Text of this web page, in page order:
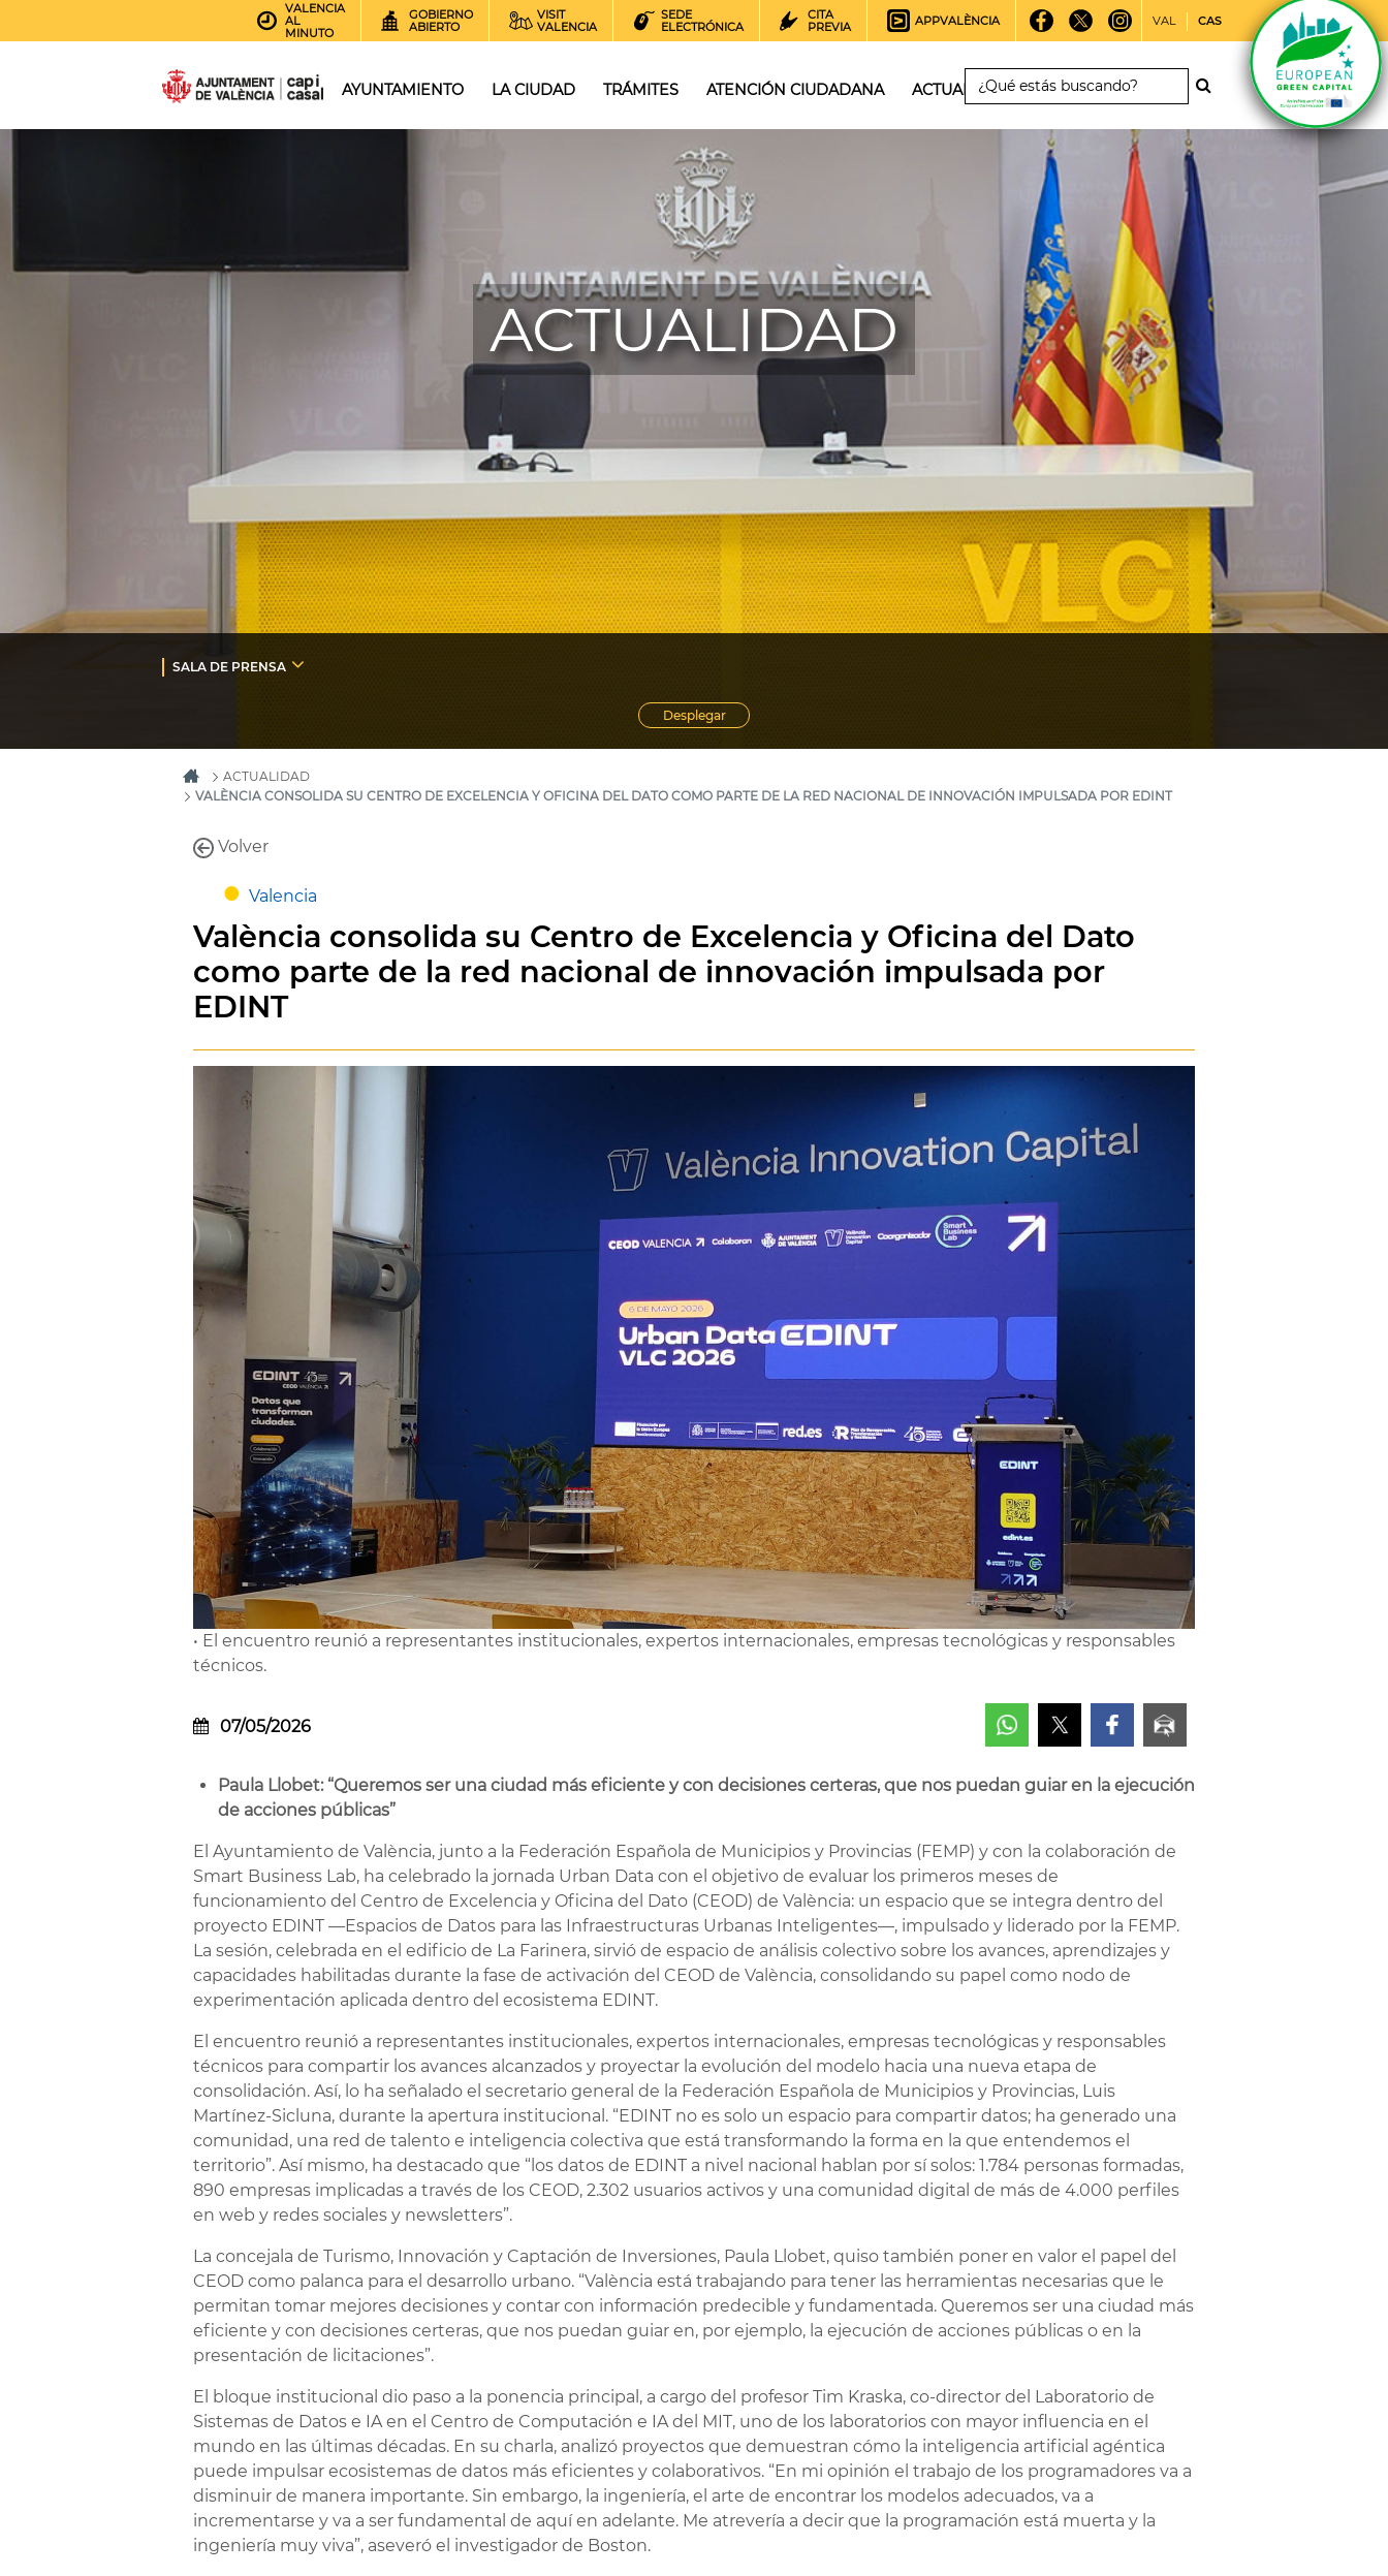
VALENCIA
AL
MINUTO
GOBIERNO
ABIERTO
VISIT
VALENCIA
SEDE
ELECTRÓNICA
CITA
PREVIA
APPVALÈNCIA VAL CAS
AYUNTAMIENTO LA CIUDAD TRÁMITES ATENCIÓN CIUDADANA ACTUALIDAD
ACTUALIDAD
SALA DE PRENSA
Desplegar
ACTUALIDAD
VALÈNCIA CONSOLIDA SU CENTRO DE EXCELENCIA Y OFICINA DEL DATO COMO PARTE DE LA RED NACIONAL DE INNOVACIÓN IMPULSADA POR EDINT
Volver
Valencia
València consolida su Centro de Excelencia y Oficina del Dato
como parte de la red nacional de innovación impulsada por
EDINT
• El encuentro reunió a representantes institucionales, expertos internacionales, empresas tecnológicas y responsables
técnicos.
07/05/2026
Paula Llobet: “Queremos ser una ciudad más eficiente y con decisiones certeras, que nos puedan guiar en la ejecución
de acciones públicas”
El Ayuntamiento de València, junto a la Federación Española de Municipios y Provincias (FEMP) y con la colaboración de
Smart Business Lab, ha celebrado la jornada Urban Data con el objetivo de evaluar los primeros meses de
funcionamiento del Centro de Excelencia y Oficina del Dato (CEOD) de València: un espacio que se integra dentro del
proyecto EDINT —Espacios de Datos para las Infraestructuras Urbanas Inteligentes—, impulsado y liderado por la FEMP.
La sesión, celebrada en el edificio de La Farinera, sirvió de espacio de análisis colectivo sobre los avances, aprendizajes y
capacidades habilitadas durante la fase de activación del CEOD de València, consolidando su papel como nodo de
experimentación aplicada dentro del ecosistema EDINT.
El encuentro reunió a representantes institucionales, expertos internacionales, empresas tecnológicas y responsables
técnicos para compartir los avances alcanzados y proyectar la evolución del modelo hacia una nueva etapa de
consolidación. Así, lo ha señalado el secretario general de la Federación Española de Municipios y Provincias, Luis
Martínez-Sicluna, durante la apertura institucional. “EDINT no es solo un espacio para compartir datos; ha generado una
comunidad, una red de talento e inteligencia colectiva que está transformando la forma en la que entendemos el
territorio”. Así mismo, ha destacado que “los datos de EDINT a nivel nacional hablan por sí solos: 1.784 personas formadas,
890 empresas implicadas a través de los CEOD, 2.302 usuarios activos y una comunidad digital de más de 4.000 perfiles
en web y redes sociales y newsletters”.
La concejala de Turismo, Innovación y Captación de Inversiones, Paula Llobet, quiso también poner en valor el papel del
CEOD como palanca para el desarrollo urbano. “València está trabajando para tener las herramientas necesarias que le
permitan tomar mejores decisiones y contar con información predecible y fundamentada. Queremos ser una ciudad más
eficiente y con decisiones certeras, que nos puedan guiar en, por ejemplo, la ejecución de acciones públicas o en la
presentación de licitaciones”.
El bloque institucional dio paso a la ponencia principal, a cargo del profesor Tim Kraska, co-director del Laboratorio de
Sistemas de Datos e IA en el Centro de Computación e IA del MIT, uno de los laboratorios con mayor influencia en el
mundo en las últimas décadas. En su charla, analizó proyectos que demuestran cómo la inteligencia artificial agéntica
puede impulsar ecosistemas de datos más eficientes y colaborativos. “En mi opinión el trabajo de los programadores va a
disminuir de manera importante. Sin embargo, la ingeniería, el arte de encontrar los modelos adecuados, va a
incrementarse y va a ser fundamental de aquí en adelante. Me atrevería a decir que la programación está muerta y la
ingeniería muy viva”, aseveró el investigador de Boston.